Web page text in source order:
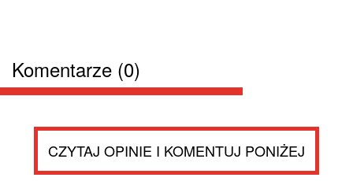
Komentarze (0)
CZYTAJ OPINIE I KOMENTUJ PONIŻEJ